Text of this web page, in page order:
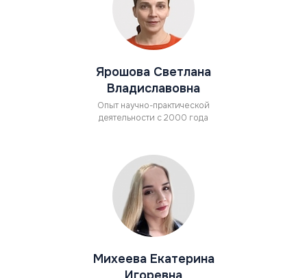
Ярошова Светлана
Владиславовна
Опыт научно-практической
деятельности с 2000 года
Михеева Екатерина